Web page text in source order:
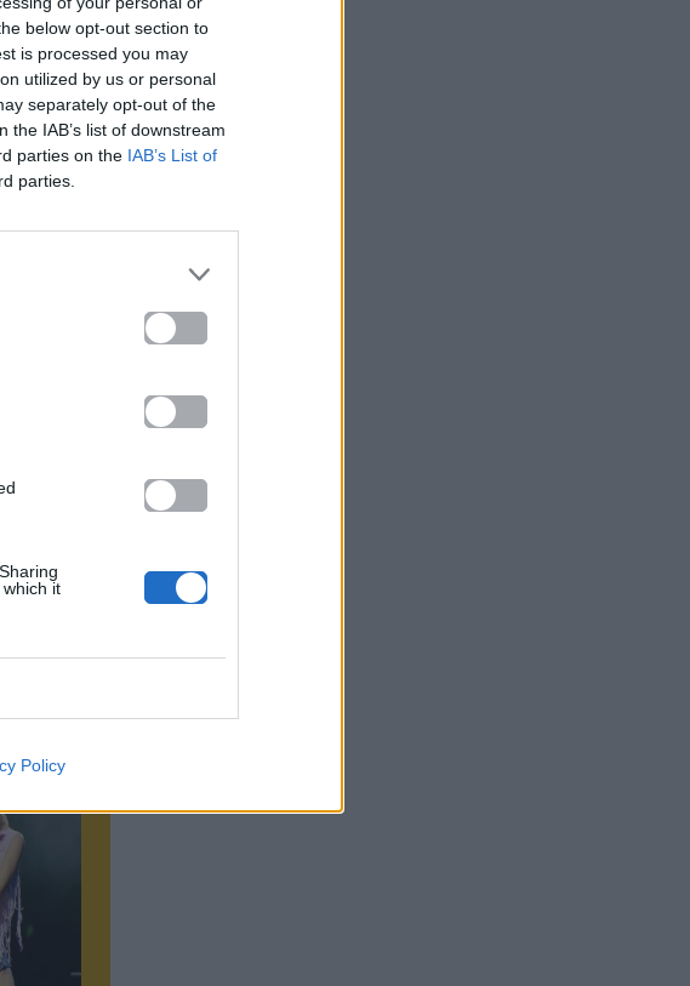
below opt-out section to
is processed you may
utilized by us or personal
separately opt-out of the
IAB’s list of downstream
parties on the IAB’s List of
parties.
it
Policy
,